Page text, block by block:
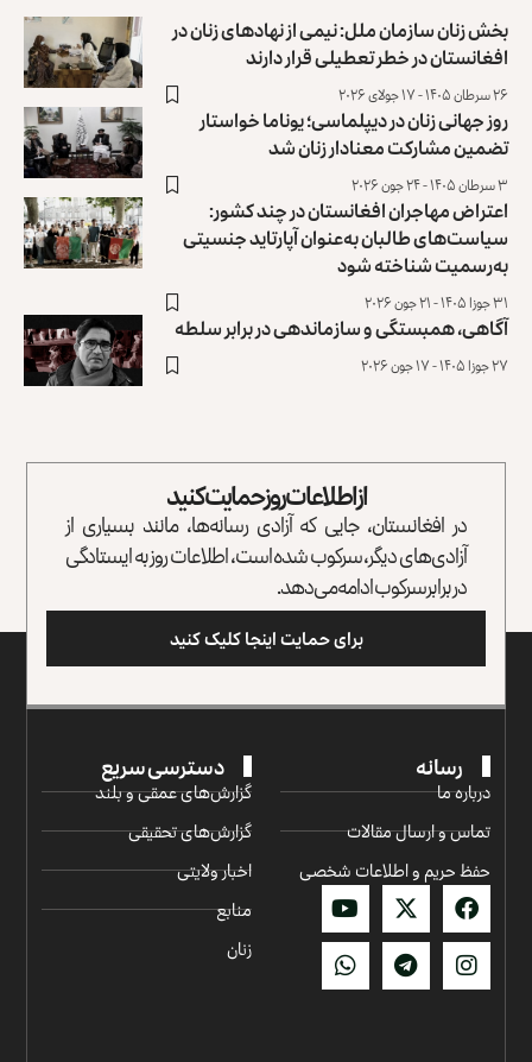
بخش زنان سازمان ملل: نیمی از نهادهای زنان در
افغانستان در خطر تعطیلی قرار دارند
۲۶ سرطان ۱۴۰۵ - ۱۷ جولای ۲۰۲۶
روز جهانی زنان در دیپلماسی؛ یوناما خواستار
تضمین مشارکت معنادار زنان شد
۳ سرطان ۱۴۰۵ - ۲۴ جون ۲۰۲۶
اعتراض مهاجران افغانستان در چند کشور:
سیاست‌های طالبان به‌عنوان آپارتاید جنسیتی
به‌رسمیت شناخته شود
۳۱ جوزا ۱۴۰۵ - ۲۱ جون ۲۰۲۶
آگاهی، همبستگی و سازماندهی در برابر سلطه
۲۷ جوزا ۱۴۰۵ - ۱۷ جون ۲۰۲۶
از اطلاعات روز حمایت کنید
در افغانستان، جایی که آزادی رسانه‌ها، مانند بسیاری از
آزادی‌های دیگر، سرکوب شده است، اطلاعات روز به ایستادگی
در برابر سرکوب ادامه می‌دهد.
برای حمایت اینجا کلیک کنید
رسانه
درباره ما
تماس و ارسال مقالات
حفظ حریم و اطلاعات شخصی
دسترسی سریع
گزارش‌‌های عمقی و بلند
گزارش‌های تحقیقی
اخبار ولایتی
منابع
زنان